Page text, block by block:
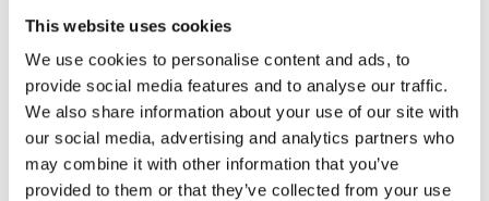
This website uses cookies
We use cookies to personalise content and ads, to
provide social media features and to analyse our traffic.
We also share information about your use of our site with
our social media, advertising and analytics partners who
may combine it with other information that you’ve
provided to them or that they’ve collected from your use
+31 528233787
sales@shelbybrothers.com